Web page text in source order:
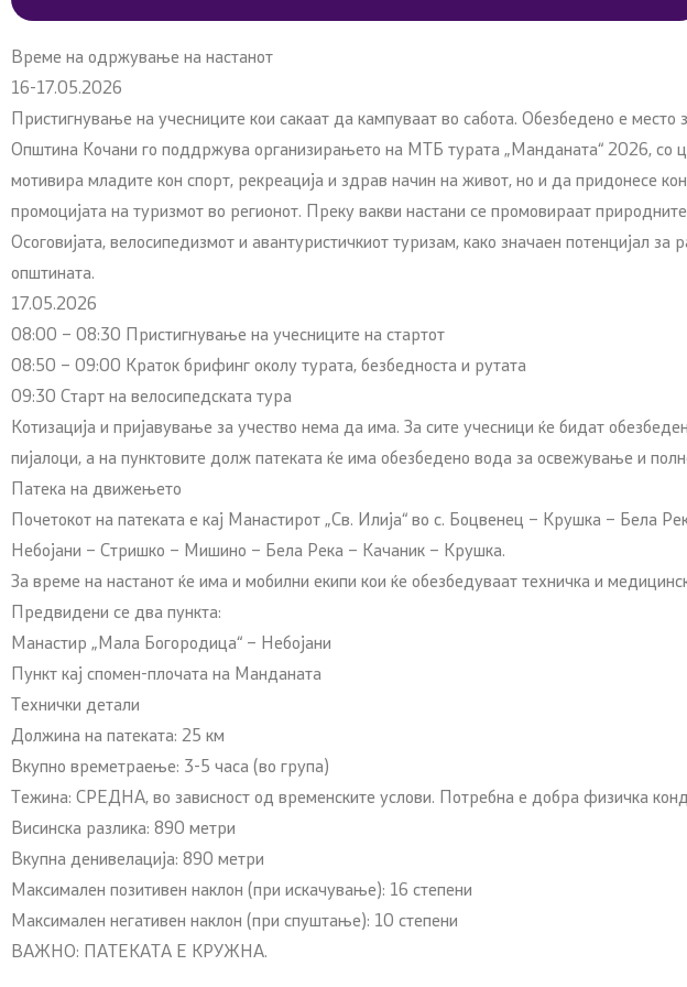
Време на одржување на настанот
16-17.05.2026
Пристигнување на учесниците кои сакаат да кампуваат во сабота. Обезбедено е место
Општина Кочани го поддржува организирањето на МТБ турата „Манданата“ 2026, со
мотивира младите кон спорт, рекреација и здрав начин на живот, но и да придонесе кон
промоцијата на туризмот во регионот. Преку вакви настани се промовираат
Осоговијата, велосипедизмот и авантуристичкиот туризам, како значаен потенцијал за
општината.
17.05.2026
08:00 – 08:30 Пристигнување на учесниците на стартот
08:50 – 09:00 Краток брифинг околу турата, безбедноста и рутата
09:30 Старт на велосипедската тура
Котизација и пријавување за учество нема да има. За сите учесници ќе бидат
пијалоци, а на пунктовите долж патеката ќе има обезбедено вода за освежување и
Патека на движењето
Почетокот на патеката е кај Манастирот „Св. Илија“ во с. Боцвенец – Крушка – Бела
Небојани – Стришко – Мишино – Бела Река – Качаник – Крушка.
За време на настанот ќе има и мобилни екипи кои ќе обезбедуваат техничка и
Предвидени се два пункта:
Манастир „Мала Богородица“ – Небојани
Пункт кај спомен-плочата на Манданата
Технички детали
Должина на патеката: 25 км
Вкупно времетраење: 3-5 часа (во група)
Тежина: СРЕДНА, во зависност од временските услови. Потребна е добра физичка
Висинска разлика: 890 метри
Вкупна денивелација: 890 метри
Максимален позитивен наклон (при искачување): 16 степени
Максимален негативен наклон (при спуштање): 10 степени
ВАЖНО: ПАТЕКАТА Е КРУЖНА.